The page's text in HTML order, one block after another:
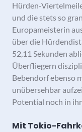
Hürden-
und die stets so
Europameisterin
über die
52,11 Sekunden
Überfliegern
Bebendorf ebenso
unübersehbar
Potential noch in
Mit Tokio-